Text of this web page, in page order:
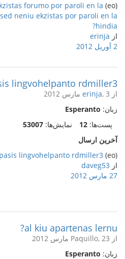
(eo)
forumo por paroli en la
neniu ekzistas por paroli en la
hindia?
از erinja
2 آوریل 2012
lingvohelpanto rdmiller3
از erinja, 3 مارس 2012
زبان: Esperanto
پست‌ها: 12 نمایش‌ها: 53007
آخرین ارسال
(eo)
lingvohelpanto rdmiller3
از daveg53
27 مارس 2012
al kiu apartenas lernu?
از Paquillo, 23 مارس 2012
زبان: Esperanto